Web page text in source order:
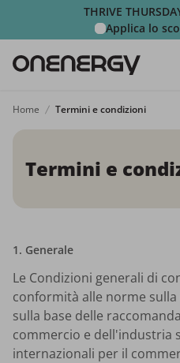
THRIVE
Applica lo
Home Termini e condizioni
Termini e
1. Generale
Le Condizioni generali di
conformità alle norme
sulla base delle
commercio e dell'industria
internazionali per il